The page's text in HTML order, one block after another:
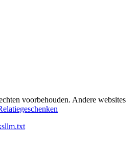
voorbehouden. Andere websites
llm.txt